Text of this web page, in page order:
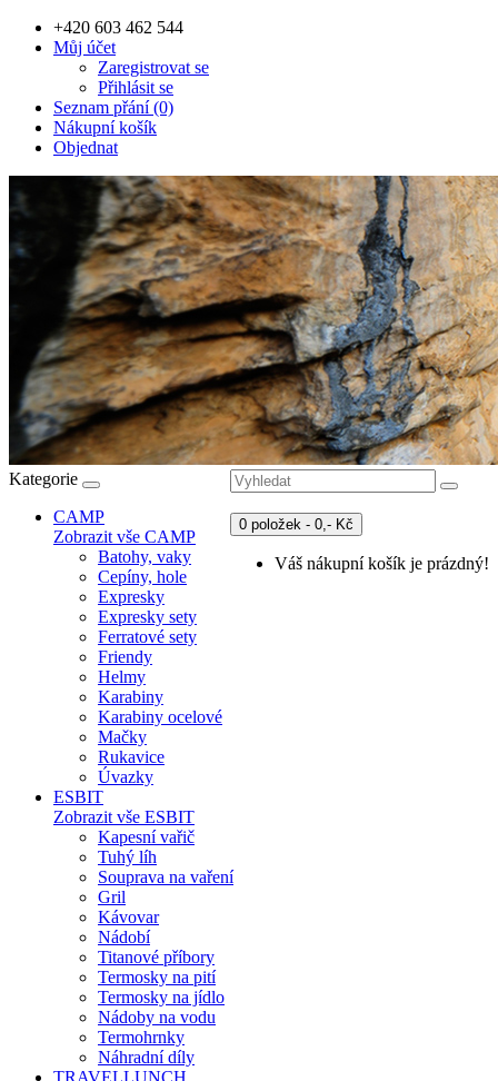
+420 603 462 544
Můj účet
Zaregistrovat se
Přihlásit se
Seznam přání (0)
Nákupní košík
Objednat
0 položek - 0,- Kč
Váš nákupní košík je prázdný!
Kategorie
CAMP
Zobrazit vše CAMP
Batohy, vaky
Cepíny, hole
Expresky
Expresky sety
Ferratové sety
Friendy
Helmy
Karabiny
Karabiny ocelové
Mačky
Rukavice
Úvazky
ESBIT
Zobrazit vše ESBIT
Kapesní vařič
Tuhý líh
Souprava na vaření
Gril
Kávovar
Nádobí
Titanové příbory
Termosky na pití
Termosky na jídlo
Nádoby na vodu
Termohrnky
Náhradní díly
TRAVELLUNCH